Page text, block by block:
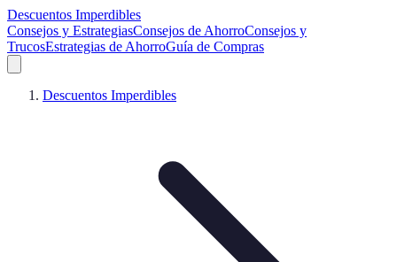
Descuentos Imperdibles
Consejos y EstrategiasConsejos de AhorroConsejos y
TrucosEstrategias de AhorroGuía de Compras
Descuentos Imperdibles